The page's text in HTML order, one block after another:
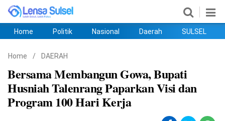
Home Politik Nasional Daerah SULSEL
Home / DAERAH
Bersama Membangun Gowa, Bupati
Husniah Talenrang Paparkan Visi dan
Program 100 Hari Kerja